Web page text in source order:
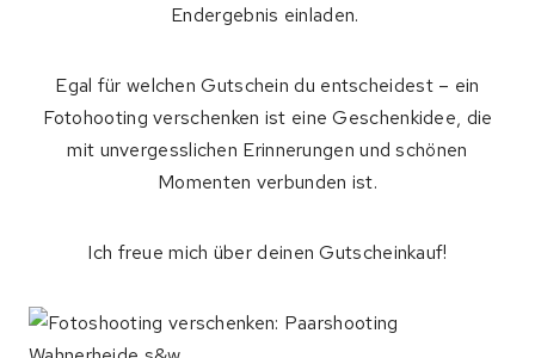
Endergebnis einladen.
Egal für welchen Gutschein du entscheidest – ein
Fotohooting verschenken ist eine Geschenkidee, die
mit unvergesslichen Erinnerungen und schönen
Momenten verbunden ist.
Ich freue mich über deinen Gutscheinkauf!